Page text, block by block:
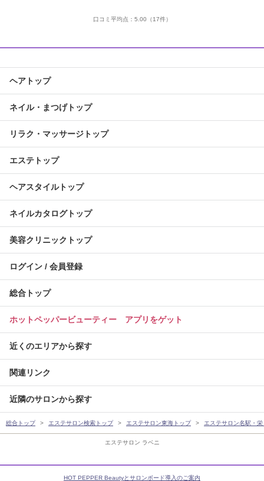
エステサロン ラベニ
口コミ平均点： 5.00 （17件）
ヘアトップ
ネイル・まつげトップ
リラク・マッサージトップ
エステトップ
ヘアスタイルトップ
ネイルカタログトップ
美容クリニックトップ
ログイン / 会員登録
総合トップ
ホットペッパービューティー アプリをゲット
近くのエリアから探す
関連リンク
近隣のサロンから探す
総合トップ エステサロン検索トップ エステサロン東海トップ エステサロン名駅・
HOT PEPPER Beautyとサロンボード導入のご案内